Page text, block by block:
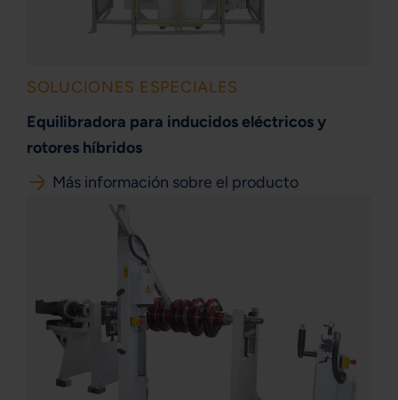
SOLUCIONES ESPECIALES
Equilibradora para inducidos eléctricos y
rotores híbridos
Más información sobre el producto